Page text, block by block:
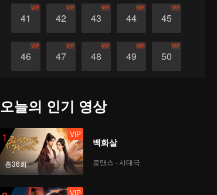
41
VIP
42
VIP
43
VIP
44
VIP
45
VIP
46
VIP
47
VIP
48
VIP
49
VIP
50
VIP
56 57
오늘의 인기 영상
1
총36회
VIP
백화살
로맨스 · 시대극
VIP